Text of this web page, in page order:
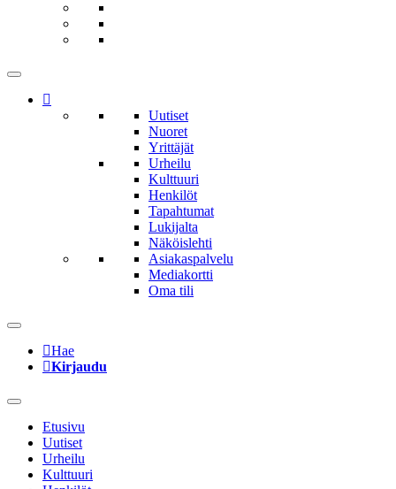
Uutiset
Nuoret
Yrittäjät
Urheilu
Kulttuuri
Henkilöt
Tapahtumat
Lukijalta
Näköislehti
Asiakaspalvelu
Mediakortti
Oma tili
Hae
Kirjaudu
Etusivu
Uutiset
Urheilu
Kulttuuri